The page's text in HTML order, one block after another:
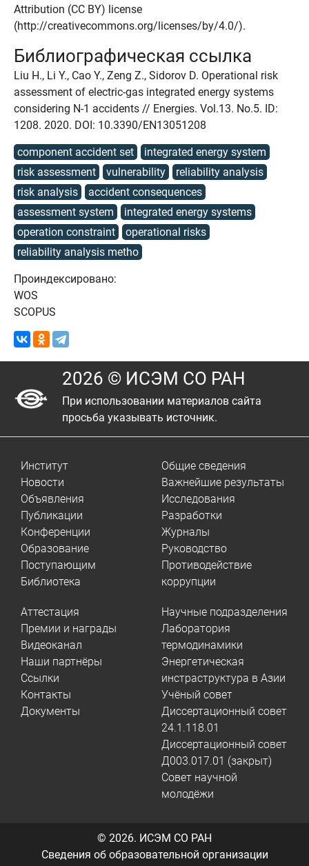
Attribution (CC BY) license
(http://creativecommons.org/licenses/by/4.0/).
Библиографическая ссылка
Liu H., Li Y., Cao Y., Zeng Z., Sidorov D. Operational risk
assessment of electric-gas integrated energy systems
considering N-1 accidents // Energies. Vol.13. No.5. ID:
1208. 2020. DOI: 10.3390/EN13051208
component accident set
integrated energy system
risk assessment
vulnerability
reliability analysis
risk analysis
accident consequences
assessment system
integrated energy systems
operation constraint
operational risks
reliability analysis metho
Проиндексировано:
WOS
SCOPUS
2026 © ИСЭМ СО РАН
При использовании материалов сайта
просьба указывать источник.
Институт
Новости
Объявления
Публикации
Конференции
Образование
Поступающим
Библиотека
Общие сведения
Важнейшие результаты
Исследования
Разработки
Журналы
Руководство
Противодействие
коррупции
Аттестация
Премии и награды
Видеоканал
Наши партнёры
Ссылки
Контакты
Документы
Научные подразделения
Лаборатория
термодинамики
Энергетическая
инстраструктура в Азии
Учёный совет
Диссертационный совет
24.1.118.01
Диссертационный совет
Д003.017.01 (закрыт)
Совет научной
молодёжи
© 2026. ИСЭМ СО РАН
Сведения об образовательной организации